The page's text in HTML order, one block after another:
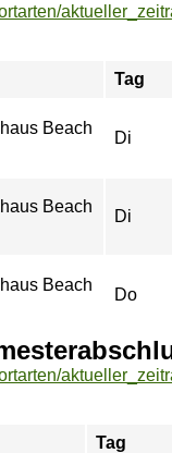
Tag
Beach
Di
Beach
Di
Beach
Do
Tag